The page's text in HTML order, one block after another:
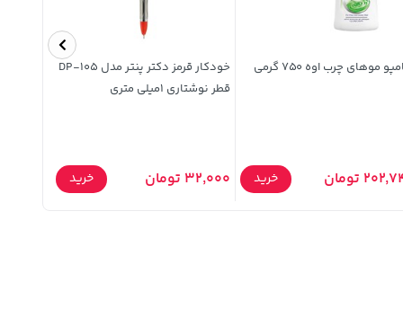
موهای چرب اوه 750 گرمی
تومان خرید
خودکار قرمز دکتر پنتر مدل DP-105
قطر نوشتاری 1میلی متری
32,000 تومان خرید